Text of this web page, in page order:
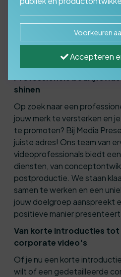
Media
shinen
Op zoek naar een
jouw merk te versterken en
te promoten? Bij Media
juiste adres! Ons team van
videoprofessionals biedt
diensten, van
postproductie. We staan
samen te werken en een
jouw doelgroep aanspreekt
positieve manier presenteert.
Van korte introducties
corporate video's
Of je nu een korte
wilt of een gedetailleerde
Voorkeuren
Accepteren